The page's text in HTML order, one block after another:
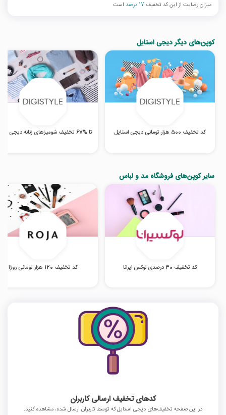
میزان رضایت از این کد تخفیف 17 درصد است
کوپن‌های دیگر دیجی استایل
کد تخفیف 500 هزار تومانی دیجی استایل تا %67 تخفیف شومیزهای زنانه دیجی استایل
سایر کوپن‌های فروشگاه مد و لباس
کد تخفیف 30 درصدی لوکس ایرانا کد تخفیف 120 هزار تومانی روژا
کدهای تخفیف ارسالی کاربران
در این صفحه تخفیف‌های دیجی استایل که توسط کاربران ارسال شده، مشاهده کنید.